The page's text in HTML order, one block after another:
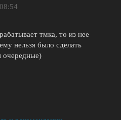
тмка, то из нее
нельзя было сделать
очередные)